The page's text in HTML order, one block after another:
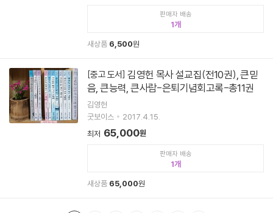
판매자 배송
1
새상품 6,500원
[중고 도서] 김영헌 목사 설교집(전10권), 큰믿
음, 큰능력, 큰사람-은퇴기념회고록-총11권
김영헌
굿보이스
2017.4.15.
최저 65,000원
판매자 배송
1
새상품 65,000원